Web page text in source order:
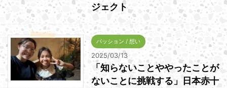
ジェクト
パッション / 想い
2025/03/13
「知らないことややったことが
ないことに挑戦する」日本赤十